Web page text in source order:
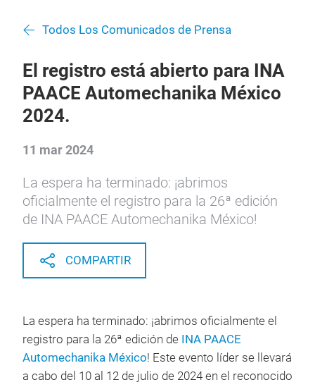
Todos Los Comunicados de Prensa
El registro está abierto para INA
PAACE Automechanika México
2024.
11 mar 2024
La espera ha terminado: ¡abrimos
oficialmente el registro para la 26ª edición
de INA PAACE Automechanika México!
COMPARTIR
La espera ha terminado: ¡abrimos oficialmente el
registro para la 26ª edición de INA PAACE
Automechanika México! Este evento líder se llevará
a cabo del 10 al 12 de julio de 2024 en el reconocido